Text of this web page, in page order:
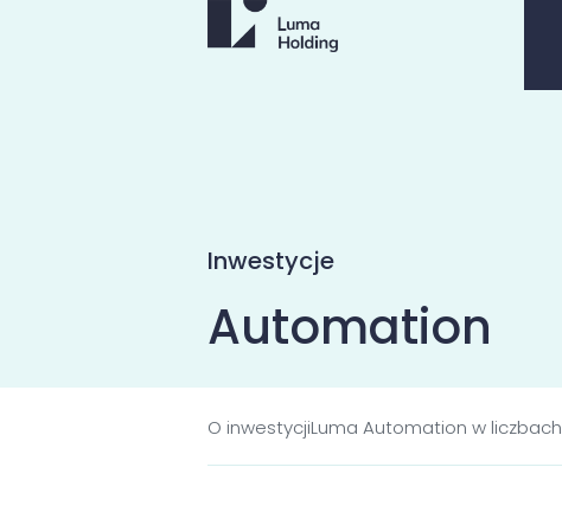
Inwestycje
Automation
O inwestycjiLuma Automation w liczbach